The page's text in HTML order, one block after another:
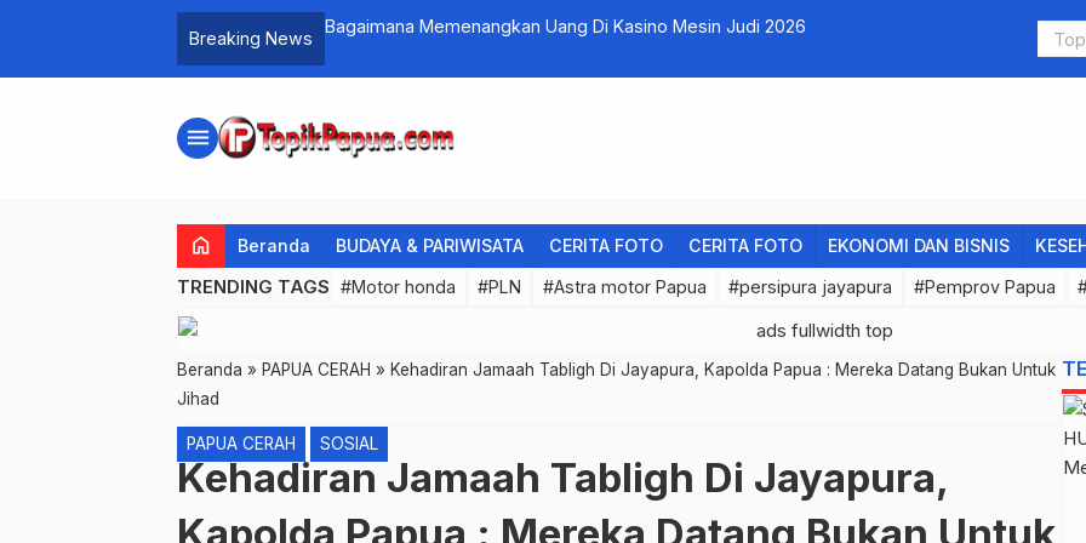
Breaking News
Bagaimana Memenangkan Uang Di Kasino Mesin Judi 2026
menu
home Beranda BUDAYA & PARIWISATA CERITA FOTO CERITA FOTO EKONOMI DAN BISNIS
TRENDING TAGS #Motor honda #PLN #Astra motor Papua #persipura jayapura #Pemprov Papua
Beranda » PAPUA CERAH » Kehadiran Jamaah Tabligh Di Jayapura, Kapolda Papua : Mereka Datang Bukan Untuk
Jihad
PAPUA CERAH SOSIAL
Kehadiran Jamaah Tabligh Di Jayapura,
Kapolda Papua : Mereka Datang Bukan Untuk